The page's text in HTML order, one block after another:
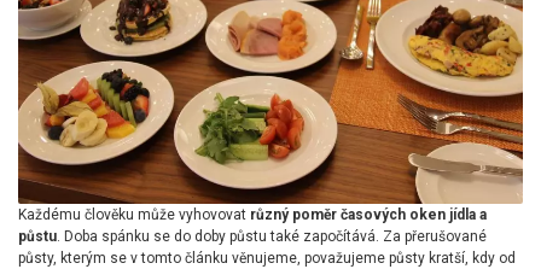
Každému člověku může vyhovovat různý poměr časových oken jídla a
půstu . Doba spánku se do doby půstu také započítává. Za přerušované
půsty, kterým se v tomto článku věnujeme, považujeme půsty kratší, kdy od